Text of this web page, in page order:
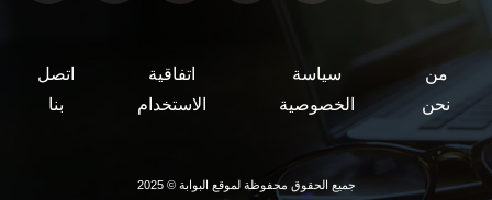
من
نحن
سياسة
الخصوصية
اتفاقية
الاستخدام
اتصل
بنا
جميع الحقوق محفوظة لموقع البوابة © 2025